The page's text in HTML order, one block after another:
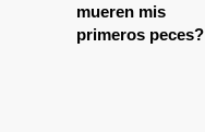
mueren mis
primeros peces?